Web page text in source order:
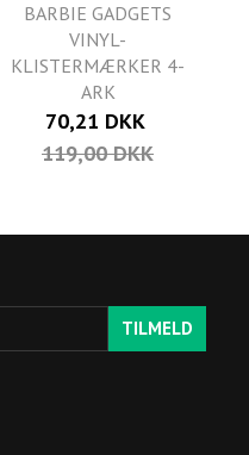
BARBIE GADGETS
VINYL-
KLISTERMÆRKER 4-
ARK
70,21 DKK
119,00 DKK
TILMELD